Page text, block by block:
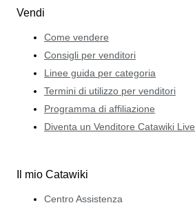
Vendi
Come vendere
Consigli per venditori
Linee guida per categoria
Termini di utilizzo per venditori
Programma di affiliazione
Diventa un Venditore Catawiki Live
Il mio Catawiki
Centro Assistenza